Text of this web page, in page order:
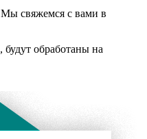
Мы свяжемся с вами в
будут обработаны на